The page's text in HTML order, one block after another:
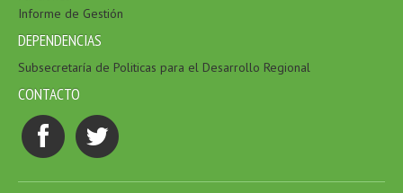
Informe de Gestión
DEPENDENCIAS
Subsecretaría de Politicas para el Desarrollo Regional
CONTACTO